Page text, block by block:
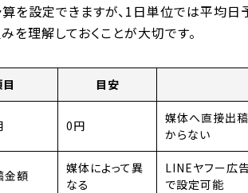
を設定できますが、1日単位では平均
を理解しておくことが大切です。
目安
0円
媒体へ直接出
からない
金額
媒体によって異
なる
LINEヤフー広
で設定可能